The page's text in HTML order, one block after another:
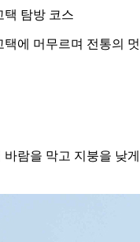
택 탐방 코스
택에 머무르며 전통의
바람을 막고 지붕을 낮